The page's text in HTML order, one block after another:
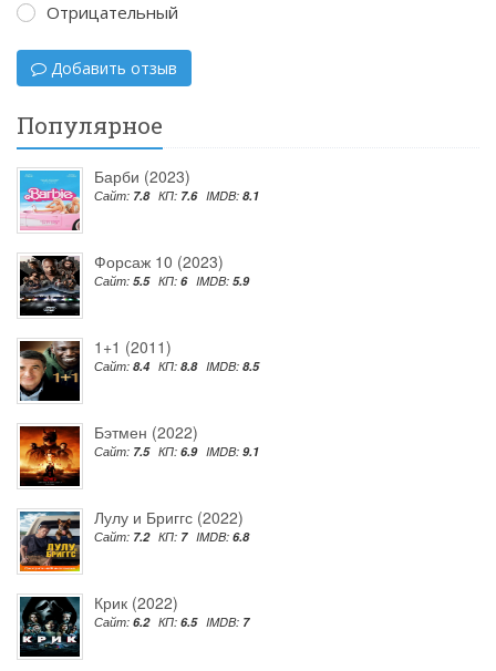
Отрицательный
Добавить отзыв
Популярное
Барби (2023)
Сайт: 7.8 КП: 7.6 IMDB: 8.1
Форсаж 10 (2023)
Сайт: 5.5 КП: 6 IMDB: 5.9
1+1 (2011)
Сайт: 8.4 КП: 8.8 IMDB: 8.5
Бэтмен (2022)
Сайт: 7.5 КП: 6.9 IMDB: 9.1
Лулу и Бриггс (2022)
Сайт: 7.2 КП: 7 IMDB: 6.8
Крик (2022)
Сайт: 6.2 КП: 6.5 IMDB: 7